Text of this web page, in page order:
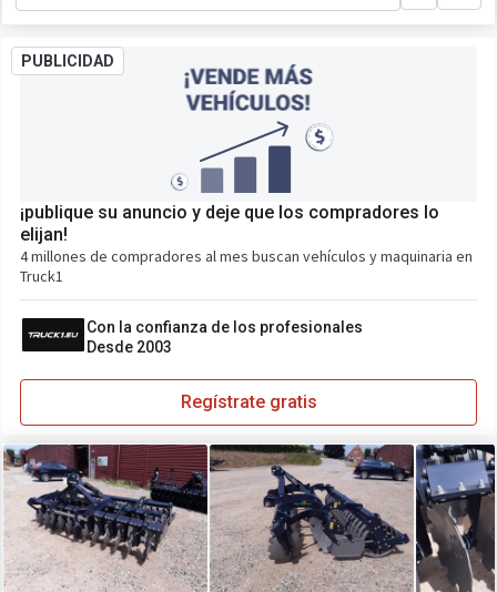
PUBLICIDAD
¡publique su anuncio y deje que los compradores lo
elijan!
4 millones de compradores al mes buscan vehículos y maquinaria en
Truck1
Con la confianza de los profesionales
Desde 2003
Regístrate gratis